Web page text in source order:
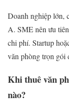
Doanh nghiệp lớn,
A. SME nên ưu
chi phí. Startup
văn phòng trọn gói
Khi thuê văn
nào?